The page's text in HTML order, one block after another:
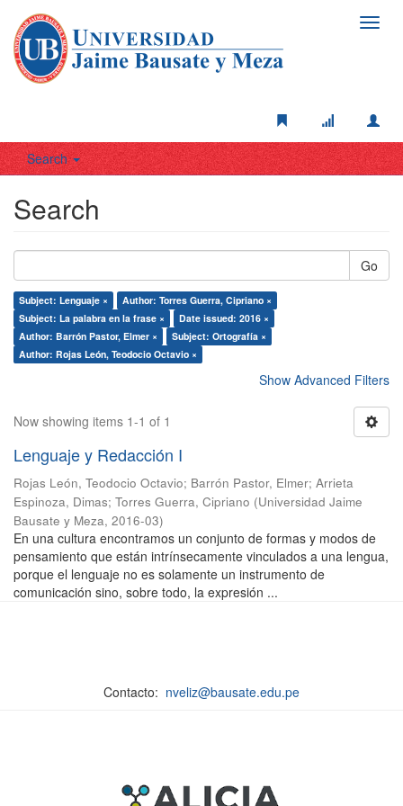
Search
Search
Go
Subject: Lenguaje ×
Author: Torres Guerra, Cipriano ×
Subject: La palabra en la frase ×
Date issued: 2016 ×
Author: Barrón Pastor, Elmer ×
Subject: Ortografía ×
Author: Rojas León, Teodocio Octavio ×
Show Advanced Filters
Now showing items 1-1 of 1
Lenguaje y Redacción I
Rojas León, Teodocio Octavio; Barrón Pastor, Elmer; Arrieta
Espinoza, Dimas; Torres Guerra, Cipriano (Universidad Jaime
Bausate y Meza, 2016-03)
En una cultura encontramos un conjunto de formas y modos de
pensamiento que están intrínsecamente vinculados a una lengua,
porque el lenguaje no es solamente un instrumento de
comunicación sino, sobre todo, la expresión ...
Contacto: nveliz@bausate.edu.pe